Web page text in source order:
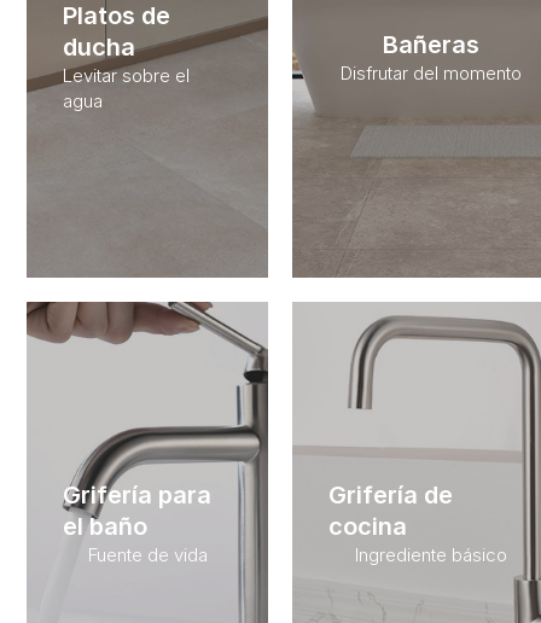
Platos de
ducha
Levitar sobre el
agua
Bañeras
Disfrutar del momento
Grifería para
el baño
Fuente de vida
Grifería de
cocina
Ingrediente básico